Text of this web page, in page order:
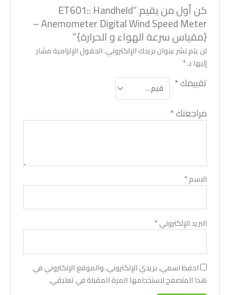
كن أول من يقيم “ET601:: Handheld
Anemometer Digital Wind Speed Meter –
{مقياس سرعة الهواء و الحرارة}”
لن يتم نشر عنوان بريدك الإلكتروني.الحقول الإلزامية مشار
إليها بـ*
تقييمك*
مراجعتك*
الاسم*
البريد الإلكتروني*
احفظ اسمي، بريدي الإلكتروني، والموقع الإلكتروني في
هذا المتصفح لاستخدامها المرة المقبلة في تعليقي.